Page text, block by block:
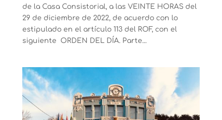
de la Casa Consistorial, a las VEINTE HORAS del
29 de diciembre de 2022, de acuerdo con lo
estipulado en el artículo 113 del ROF, con el
siguiente ORDEN DEL DÍA. Parte...